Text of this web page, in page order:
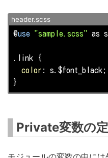
header.scss
@use "sample.scss" as
.link {
color : s.$font_black;
}
Private変数の